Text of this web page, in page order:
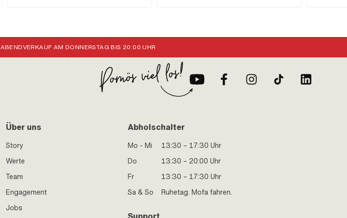
ABENDVERKAUF AM DONNERSTAG BIS 20:00 UHR
Über uns
Story
Werte
Team
Engagement
Jobs
Abholschalter
Mo - Mi
13:30 – 17:30 Uhr
Do
13:30 – 20:00 Uhr
Fr
13:30 – 17:30 Uhr
Sa & So
Ruhetag. Mofa fahren.